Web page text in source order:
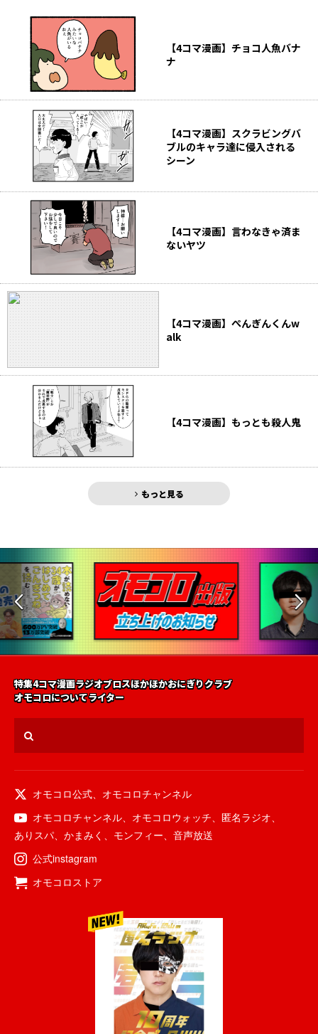
【4コマ漫画】チョコ人魚バナ
ナ
【4コマ漫画】スクラビングバ
ブルのキャラ達に侵入される
シーン
【4コマ漫画】言わなきゃ済ま
ないヤツ
【4コマ漫画】ぺんぎんくんw
alk
【4コマ漫画】もっとも殺人鬼
もっと見る
特集4コマ漫画ラジオブロスほかほかおにぎりクラブ
オモコロについてライター
オモコロ公式、 オモコロチャンネル
オモコロチャンネル、 オモコロウォッチ、 匿名ラジオ、
ありスパ、 かまみく 、 モンフィー、 音声放送
公式instagram
オモコロストア